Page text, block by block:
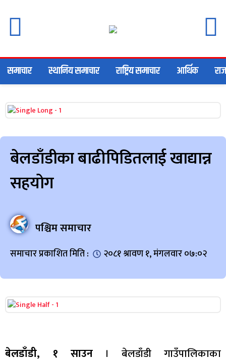
समाचार स्थानिय समाचार राष्ट्रिय समाचार आर्थिक
बेलडाँडीका बाढीपिडितलाई खाद्यान्न
सहयोग
पश्चिम समाचार
समाचार प्रकाशित मिति : २०८१ श्रावण १, मंगलवार ०७:०२
बेलडाँडी, १ साउन। बेलडाँडी गाउँपालिकाका